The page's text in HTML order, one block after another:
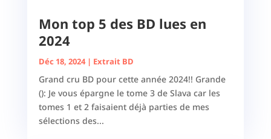
Mon top 5 des BD lues en
2024
Déc 18, 2024| Extrait BD
Grand cru BD pour cette année 2024!! Grande
(): Je vous épargne le tome 3 de Slava car les
tomes 1 et 2 faisaient déjà parties de mes
sélections des...